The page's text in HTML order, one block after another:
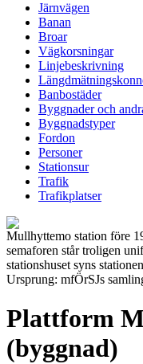
Järnvägen
Banan
Broar
Vägkorsningar
Linjebeskrivning
Banbostäder
Byggnader och
Byggnadstyper
Fordon
Personer
Stationsur
Trafik
Trafikplatser
Mullhyttemo station före
semaforen står troligen
stationshuset syns
Ursprung: mfÖrSJs
Plattform
(byggnad)